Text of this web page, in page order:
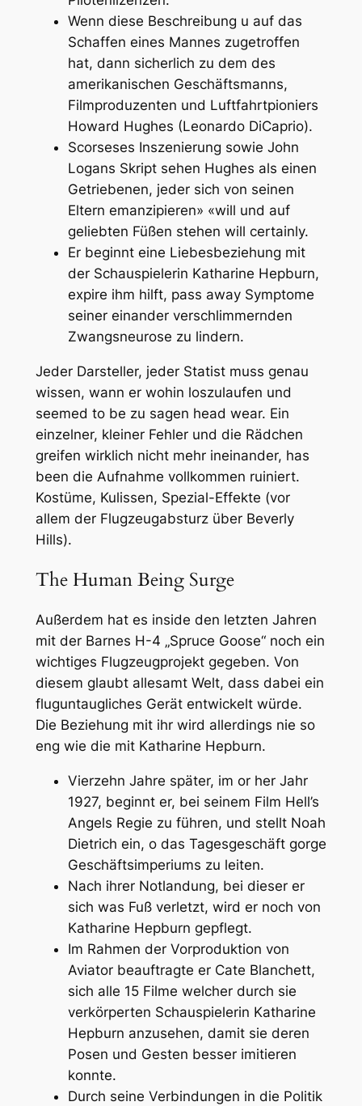
Wenn diese Beschreibung u auf das
Schaffen eines Mannes zugetroffen
hat, dann sicherlich zu dem des
amerikanischen Geschäftsmanns,
Filmproduzenten und Luftfahrtpioniers
Howard Hughes (Leonardo DiCaprio).
Scorseses Inszenierung sowie John
Logans Skript sehen Hughes als einen
Getriebenen, jeder sich von seinen
Eltern emanzipieren» «will und auf
geliebten Füßen stehen will certainly.
Er beginnt eine Liebesbeziehung mit
der Schauspielerin Katharine Hepburn,
expire ihm hilft, pass away Symptome
seiner einander verschlimmernden
Zwangsneurose zu lindern.
Jeder Darsteller, jeder Statist muss genau
wissen, wann er wohin loszulaufen und
seemed to be zu sagen head wear. Ein
einzelner, kleiner Fehler und die Rädchen
greifen wirklich nicht mehr ineinander, has
been die Aufnahme vollkommen ruiniert.
Kostüme, Kulissen, Spezial-Effekte (vor
allem der Flugzeugabsturz über Beverly
Hills).
The Human Being Surge
Außerdem hat es inside den letzten Jahren
mit der Barnes H-4 „Spruce Goose“ noch ein
wichtiges Flugzeugprojekt gegeben. Von
diesem glaubt allesamt Welt, dass dabei ein
fluguntaugliches Gerät entwickelt würde.
Die Beziehung mit ihr wird allerdings nie so
eng wie die mit Katharine Hepburn.
Vierzehn Jahre später, im or her Jahr
1927, beginnt er, bei seinem Film Hell’s
Angels Regie zu führen, und stellt Noah
Dietrich ein, o das Tagesgeschäft gorge
Geschäftsimperiums zu leiten.
Nach ihrer Notlandung, bei dieser er
sich was Fuß verletzt, wird er noch von
Katharine Hepburn gepflegt.
Im Rahmen der Vorproduktion von
Aviator beauftragte er Cate Blanchett,
sich alle 15 Filme welcher durch sie
verkörperten Schauspielerin Katharine
Hepburn anzusehen, damit sie deren
Posen und Gesten besser imitieren
konnte.
Durch seine Verbindungen in die Politik